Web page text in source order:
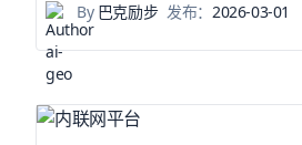
By巴克励步 发布：2026-03-01